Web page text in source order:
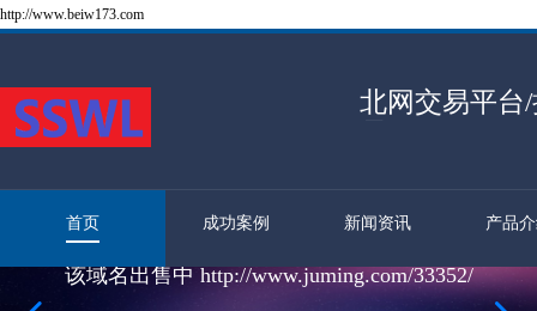
http://www.beiw173.com
北网交易平台
首页 成功案例 新闻资讯 产品
该域名出售中 http://www.juming.com/33352/